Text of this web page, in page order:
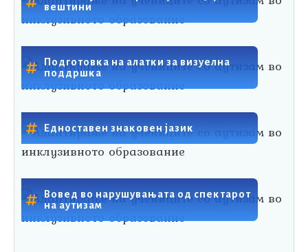
вештини
Подготовка на алатки за визуелна
поддршка
Едноставен знаковен јазик
Вовед во нарушувањата од спектарот
на аутизам